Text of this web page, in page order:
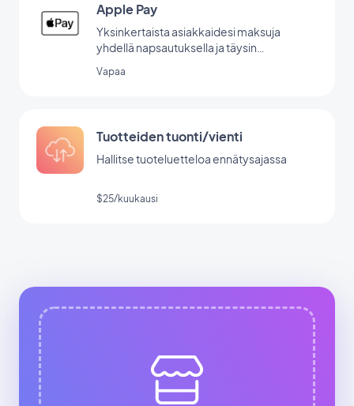
Apple Pay
Yksinkertaista asiakkaidesi maksuja
yhdellä napsautuksella ja täysin
Vapaa
Tuotteiden tuonti/vienti
Hallitse tuoteluetteloa ennätysajassa
$25/kuukausi